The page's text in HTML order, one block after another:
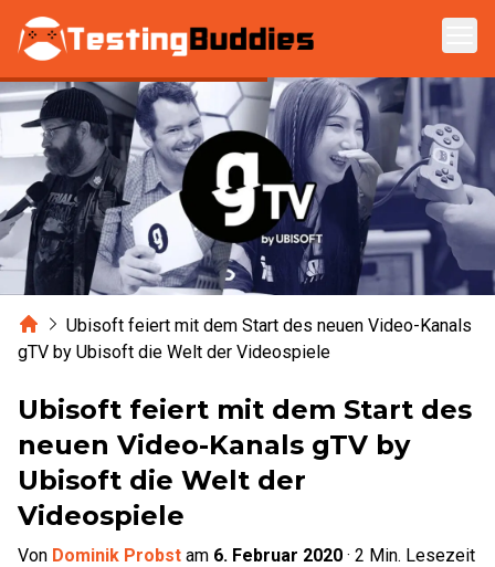
Zum Hauptinhalt springen
HomeUbisoft feiert mit dem Start des neuen Video-Kanals
gTV by Ubisoft die Welt der Videospiele
Ubisoft feiert mit dem Start des
neuen Video-Kanals gTV by
Ubisoft die Welt der
Videospiele
Von Dominik Probst am 6. Februar 2020 · 2 Min. Lesezeit